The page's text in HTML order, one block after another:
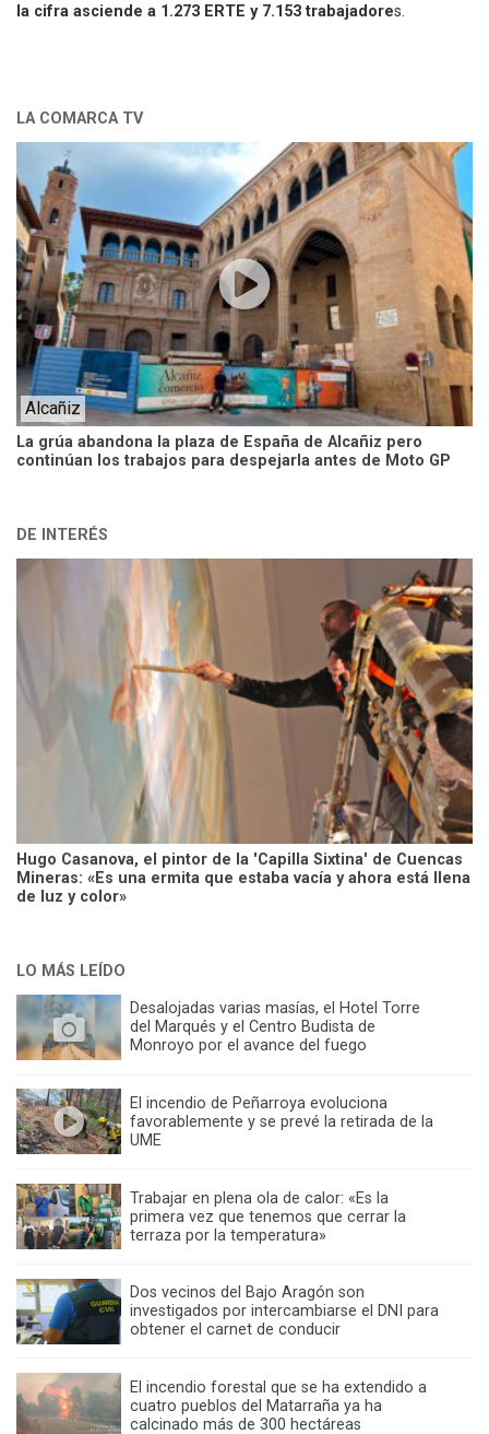
la cifra asciende a 1.273 ERTE y 7.153 trabajadores.
LA COMARCA TV
La grúa abandona la plaza de España de Alcañiz pero
continúan los trabajos para despejarla antes de Moto GP
Alcañiz
DE INTERÉS
Hugo Casanova, el pintor de la 'Capilla Sixtina' de Cuencas
Mineras: «Es una ermita que estaba vacía y ahora está llena
de luz y color»
LO MÁS LEÍDO
Desalojadas varias masías, el Hotel Torre
del Marqués y el Centro Budista de
Monroyo por el avance del fuego
El incendio de Peñarroya evoluciona
favorablemente y se prevé la retirada de la
UME
Trabajar en plena ola de calor: «Es la
primera vez que tenemos que cerrar la
terraza por la temperatura»
Dos vecinos del Bajo Aragón son
investigados por intercambiarse el DNI para
obtener el carnet de conducir
El incendio forestal que se ha extendido a
cuatro pueblos del Matarraña ya ha
calcinado más de 300 hectáreas